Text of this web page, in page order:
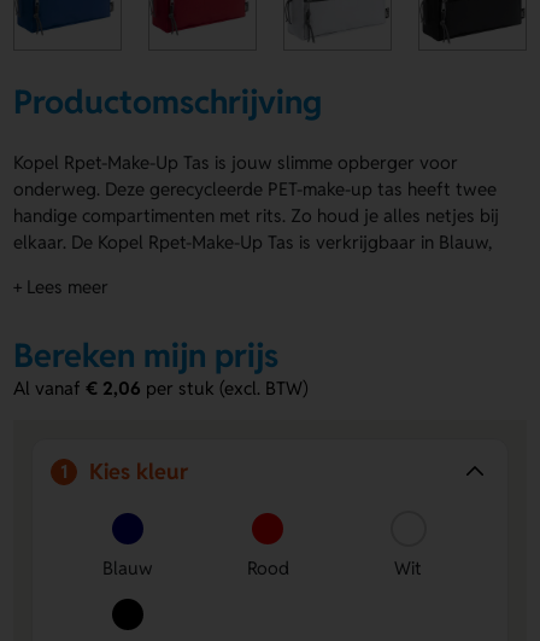
Productomschrijving
Kopel Rpet-Make-Up Tas is jouw slimme opberger voor
onderweg. Deze gerecycleerde PET-make-up tas heeft twee
handige compartimenten met rits. Zo houd je alles netjes bij
elkaar. De Kopel Rpet-Make-Up Tas is verkrijgbaar in Blauw,
Achterzijde met een logo, naam of eigen ontwerp. Zo maak
Voordelen van de Kopel Rpet-Make-Up
Tas
kleine spullen overzichtelijk en veilig op hun plek.
Bedrukking mogelijk op Zak en Achterzijde
logo, naam of eigen ontwerp toevoegen voor een
persoonlijke touch.
Gemaakt van gerecycleerde PET
Kies voor een
praktische tas met een duurzamer verhaal.
+ Lees meer
Bereken mijn prijs
Al vanaf€ 2,06 per stuk (excl. BTW)
1 Kies kleur
Blauw Rood Wit